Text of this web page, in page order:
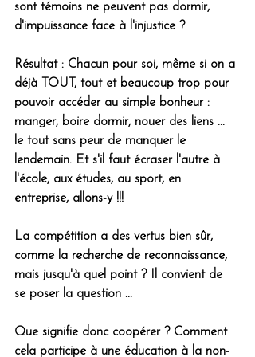
sont témoins ne peuvent pas dormir,
d'impuissance face à l'injustice ?
Résultat : Chacun pour soi, même si on a
déjà TOUT, tout et beaucoup trop pour
pouvoir accéder au simple bonheur :
manger, boire dormir, nouer des liens ...
le tout sans peur de manquer le
lendemain. Et s'il faut écraser l'autre à
l'école, aux études, au sport, en
entreprise, allons-y !!!
La compétition a des vertus bien sûr,
comme la recherche de reconnaissance,
mais jusqu'à quel point ? Il convient de
se poser la question ...
Que signifie donc coopérer ? Comment
cela participe à une éducation à la non-